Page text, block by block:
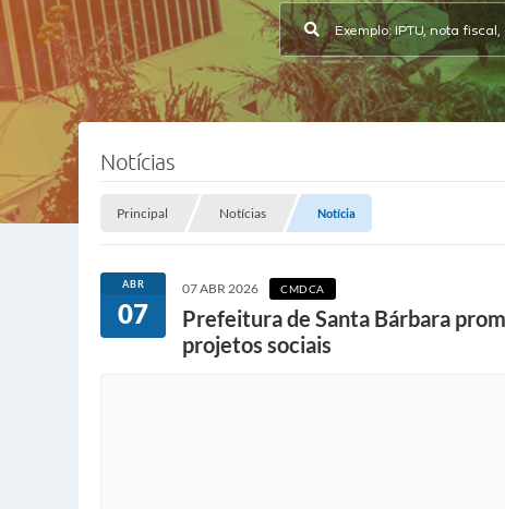
Notícias
Principal Notícias Notícia
ABR
07
07 ABR 2026 CMDCA
Prefeitura de Santa Bárbara
projetos sociais